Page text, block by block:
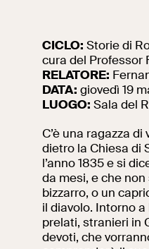
Video
Opere
La collezione
del VIVE
CICLO: Storie di
cura del Professor
RELATORE:
DATA: giovedì 19
LUOGO: Sala del
C’è una ragazza
dietro la Chiesa di
l’anno 1835 e si
da mesi, e che
bizzarro, o un
il diavolo. Intorno
prelati, stranieri in
devoti, che